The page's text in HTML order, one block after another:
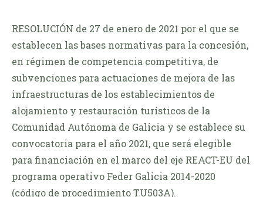
RESOLUCIÓN de 27 de enero de 2021 por el que se
establecen las bases normativas para la concesión,
en régimen de competencia competitiva, de
subvenciones para actuaciones de mejora de las
infraestructuras de los establecimientos de
alojamiento y restauración turísticos de la
Comunidad Autónoma de Galicia y se establece su
convocatoria para el año 2021, que será elegible
para financiación en el marco del eje REACT-EU del
programa operativo Feder Galicia 2014-2020
(código de procedimiento TU503A).